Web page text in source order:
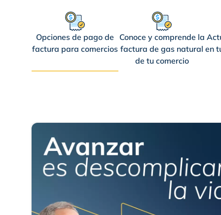
Opciones de pago de
factura para comercios
Conoce y comprende la
factura de gas natural
de tu comercio
en